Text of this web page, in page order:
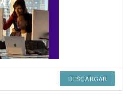
DESCARGAR